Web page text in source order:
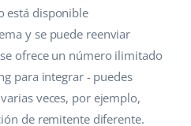
está disponible
y se puede reenviar
ofrece un número ilimitado
para integrar - puedes
veces, por ejemplo,
de remitente diferente.